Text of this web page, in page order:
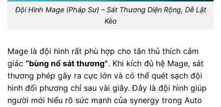
Đội Hình Mage (Pháp Sư) – Sát Thương Diện Rộng, Dễ Lật
Kèo
Mage là đội hình rất phù hợp cho tân thủ thích cảm
giác “bùng nổ sát thương”. Khi kích đủ hệ Mage, sát
thương phép gây ra cực lớn và có thể quét sạch đội
hình đối phương chỉ sau vài giây. Đây là đội hình giúp
người mới hiểu rõ sức mạnh của synergy trong Auto